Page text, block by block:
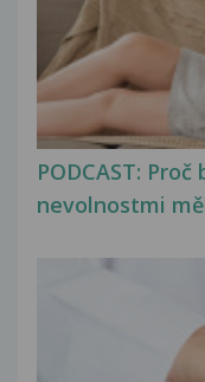
PODCAST:
nevolnostmi